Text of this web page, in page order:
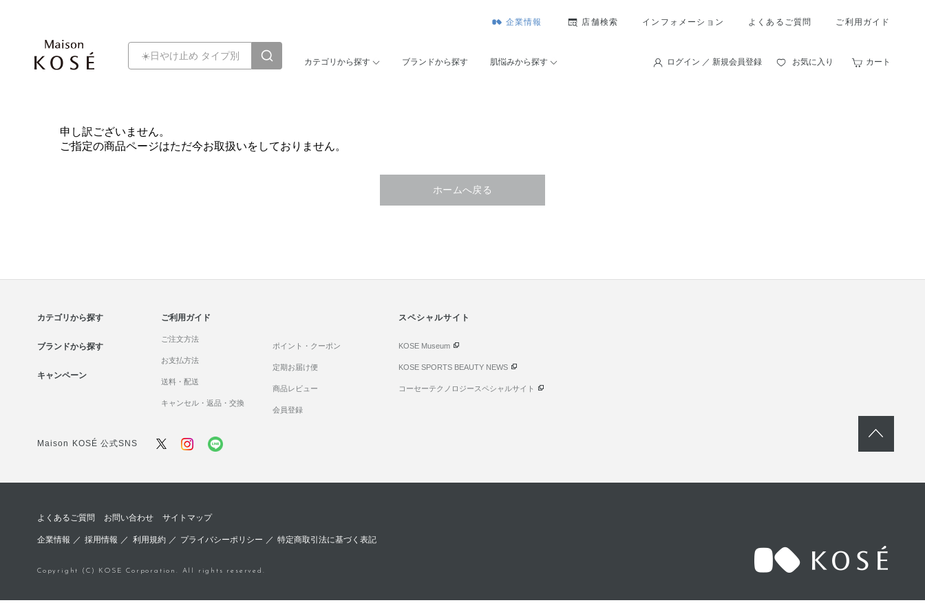
企業情報 店舗検索 インフォメーション よくあるご質問 ご利用ガイド
カテゴリから探す ブランドから探す 肌悩みから探す ログイン ／ 新規会員登録 お気に入り カート
申し訳ございません。
ご指定の商品ページはただ今お取扱いをしておりません。
ホームへ戻る
カテゴリから探す
ブランドから探す
キャンペーン
ご利用ガイド
ご注文方法
お支払方法
送料・配送
キャンセル・返品・交換
ポイント・クーポン
定期お届け便
商品レビュー
会員登録
スペシャルサイト
KOSE Museum
KOSE SPORTS BEAUTY NEWS
コーセーテクノロジースペシャルサイト
Maison KOSÉ 公式SNS
よくあるご質問 お問い合わせ サイトマップ
企業情報 ／採用情報 ／ 利用規約／ プライバシーポリシー ／ 特定商取引法に基づく表記
Copyright (C) KOSE Corporation. All rights reserved.